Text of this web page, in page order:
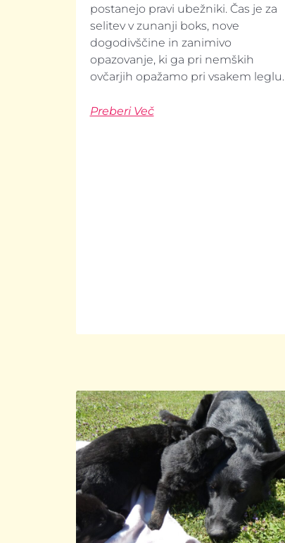
postanejo pravi ubežniki. Čas je za
selitev v zunanji boks, nove
dogodivščine in zanimivo
opazovanje, ki ga pri nemških
ovčarjih opažamo pri vsakem leglu.
Preberi Več